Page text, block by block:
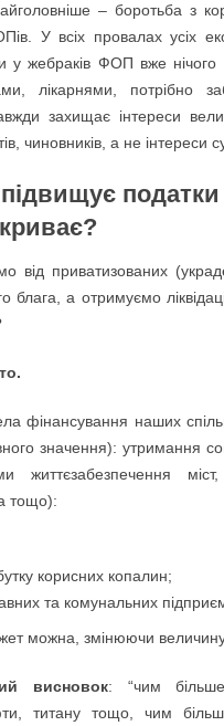
– боротьба з
У всіх провалах усіх
у жебраків ФОП вже
лікарнями, потрібно
захищає інтереси
чиновників, а не інтереси
від приватизованих
блага, а отримуємо
фінансування наших
значення): утримання
життєзабезпечення
тощо):
корисних копалин;
та комунальних
можна, змінюючи величину
висновок: “чим більше
титану тощо, чим